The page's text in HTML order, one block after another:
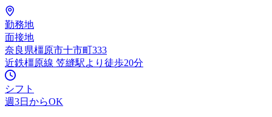
勤務地
面接地
奈良県橿原市十市町333
近鉄橿原線 笠縫駅より徒歩20分
シフト
週3日からOK